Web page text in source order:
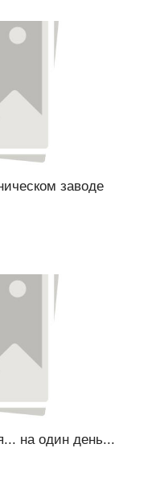
заводе
на один день...